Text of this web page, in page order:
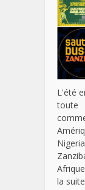
L'été
toute
la